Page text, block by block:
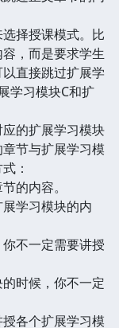
择授课模式。比
，而是要求学生
直接跳过扩展学
学习模块C和扩
的扩展学习模块
节与扩展学习模
：
的内容。
学习模块的内
不一定需要讲授
时候，你不一定
各个扩展学习模